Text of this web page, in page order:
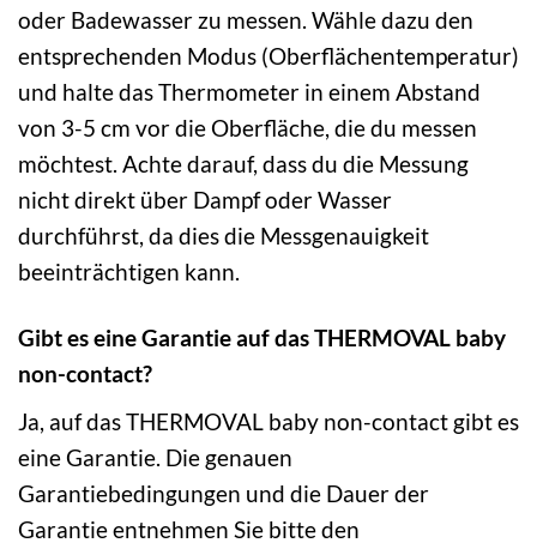
oder Badewasser zu messen. Wähle dazu den
entsprechenden Modus (Oberflächentemperatur)
und halte das Thermometer in einem Abstand
von 3-5 cm vor die Oberfläche, die du messen
möchtest. Achte darauf, dass du die Messung
nicht direkt über Dampf oder Wasser
durchführst, da dies die Messgenauigkeit
beeinträchtigen kann.
Gibt es eine Garantie auf das THERMOVAL baby
non-contact?
Ja, auf das THERMOVAL baby non-contact gibt es
eine Garantie. Die genauen
Garantiebedingungen und die Dauer der
Garantie entnehmen Sie bitte den